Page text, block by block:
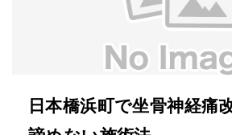
日本橋浜町で坐骨神経痛